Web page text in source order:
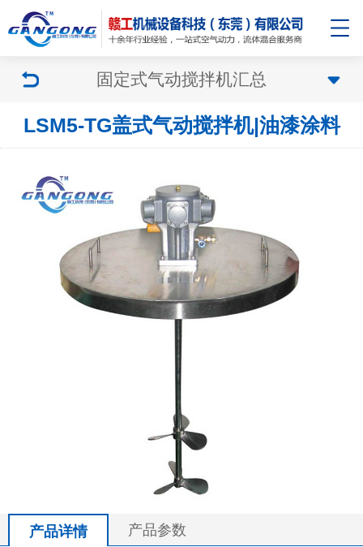
固定式气动搅拌机汇总
LSM5-TG盖式气动搅拌机|油漆涂料
产品详情 产品参数